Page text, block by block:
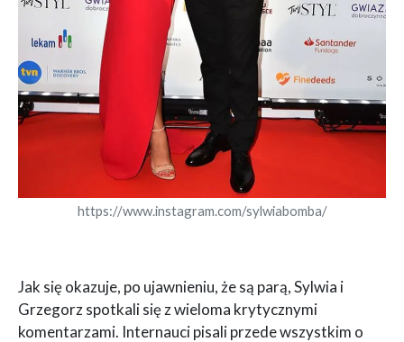
https://www.instagram.com/sylwiabomba/
Jak się okazuje, po ujawnieniu, że są parą, Sylwia i
Grzegorz spotkali się z wieloma krytycznymi
komentarzami. Internauci pisali przede wszystkim o